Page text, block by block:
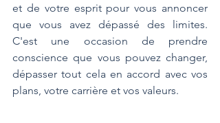
et de votre esprit pour vous annoncer
que vous avez dépassé des limites.
C'est une occasion de prendre
conscience que vous pouvez changer,
dépasser tout cela en accord avec vos
plans, votre carrière et vos valeurs.